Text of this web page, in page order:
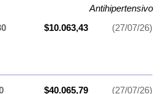
Antihipertensivo
$10.063,43
(27/07/26)
$40.065,79 (27/07/26)